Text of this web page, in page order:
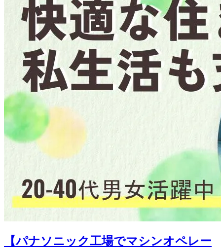
【パナソニック工場でマシンオペレー